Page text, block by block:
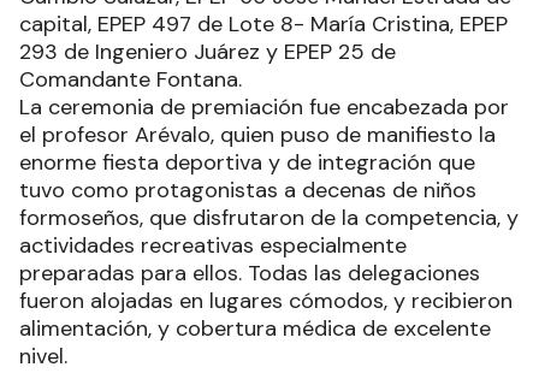
capital, EPEP 497 de Lote 8- María Cristina, EPEP
293 de Ingeniero Juárez y EPEP 25 de
Comandante Fontana.
La ceremonia de premiación fue encabezada por
el profesor Arévalo, quien puso de manifiesto la
enorme fiesta deportiva y de integración que
tuvo como protagonistas a decenas de niños
formoseños, que disfrutaron de la competencia, y
actividades recreativas especialmente
preparadas para ellos. Todas las delegaciones
fueron alojadas en lugares cómodos, y recibieron
alimentación, y cobertura médica de excelente
nivel.